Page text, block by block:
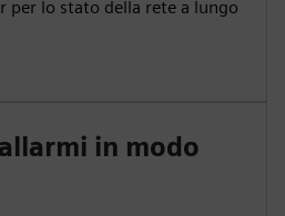
per lo stato della rete a lungo
in modo